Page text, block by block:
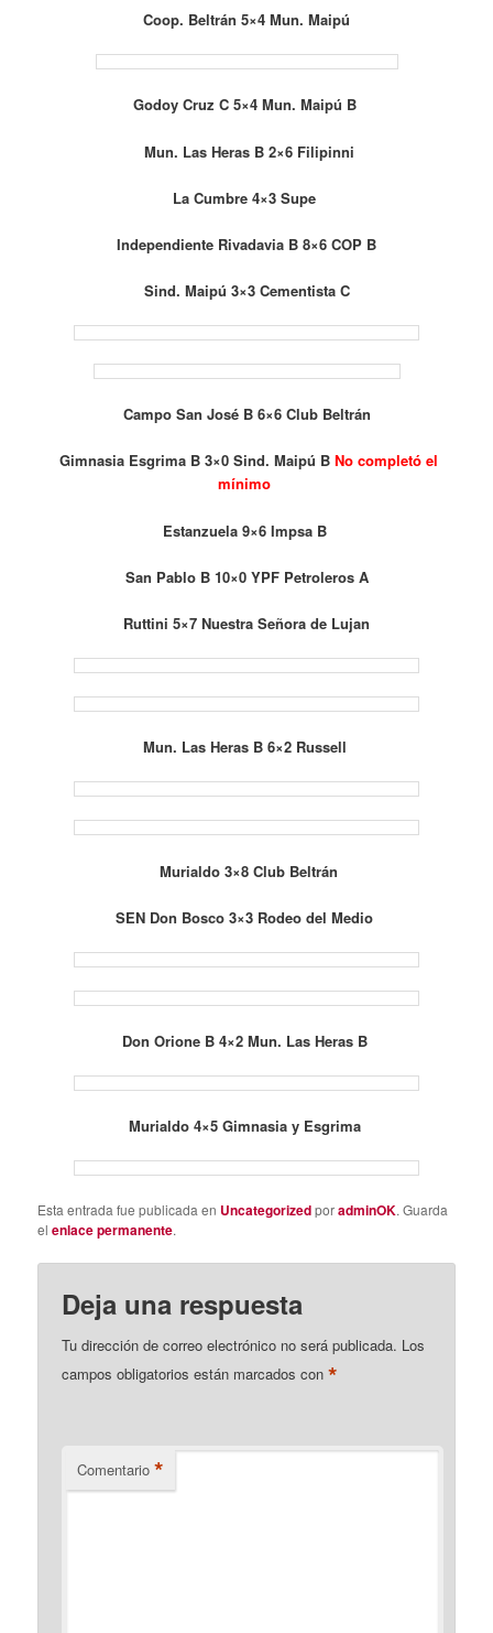
Coop. Beltrán 5×4 Mun. Maipú
Godoy Cruz C 5×4 Mun. Maipú B
Mun. Las Heras B 2×6 Filipinni
La Cumbre 4×3 Supe
Independiente Rivadavia B 8×6 COP B
Sind. Maipú 3×3 Cementista C
Campo San José B 6×6 Club Beltrán
Gimnasia Esgrima B 3×0 Sind. Maipú B No completó el
mínimo
Estanzuela 9×6 Impsa B
San Pablo B 10×0 YPF Petroleros A
Ruttini 5×7 Nuestra Señora de Lujan
Mun. Las Heras B 6×2 Russell
Murialdo 3×8 Club Beltrán
SEN Don Bosco 3×3 Rodeo del Medio
Don Orione B 4×2 Mun. Las Heras B
Murialdo 4×5 Gimnasia y Esgrima
Esta entrada fue publicada en UncategorizedporadminOK. Guarda
elenlace permanente.
Deja una respuesta
Tu dirección de correo electrónico no será publicada. Los
campos obligatorios están marcados con*
Comentario *